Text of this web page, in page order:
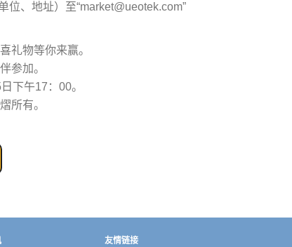
、地址）至“market@ueotek.com”
礼物等你来赢。
参加。
下午17：00。
所有。
友情链接